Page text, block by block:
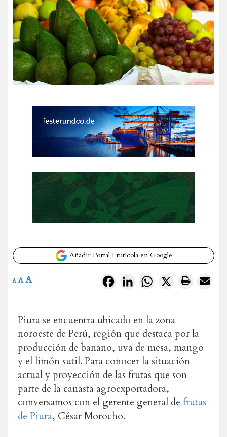
Añadir Portal Frutícola en Google
FacebookLinkedInWhatsApp
X
A A A
Piura se encuentra ubicado en la zona
noroeste de Perú, región que destaca por la
producción de banano, uva de mesa, mango
y el limón sutil. Para conocer la situación
actual y proyección de las frutas que son
parte de la canasta agroexportadora,
conversamos con el gerente general de frutas
de Piura, César Morocho.